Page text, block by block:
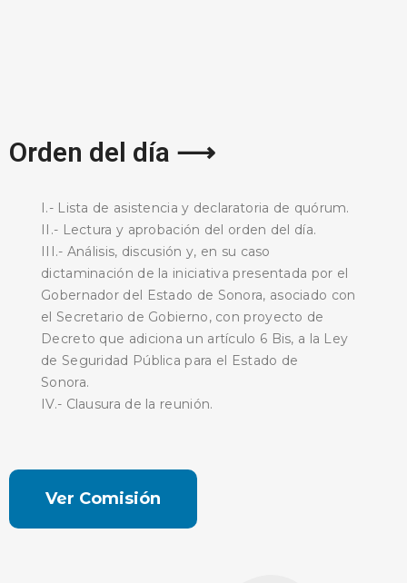
Orden del día ⟶
I.- Lista de asistencia y declaratoria de quórum.
II.- Lectura y aprobación del orden del día.
III.- Análisis, discusión y, en su caso
dictaminación de la iniciativa presentada por el
Gobernador del Estado de Sonora, asociado con
el Secretario de Gobierno, con proyecto de
Decreto que adiciona un artículo 6 Bis, a la Ley
de Seguridad Pública para el Estado de
Sonora.
IV.- Clausura de la reunión.
Ver Comisión